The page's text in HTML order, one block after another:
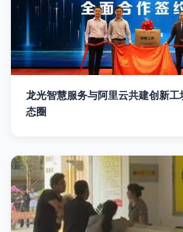
龙光智慧服务与阿里云共建创新
态圈